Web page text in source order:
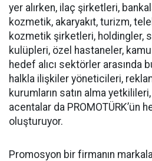
yer alırken, ilaç şirketleri,
kozmetik, akaryakıt, turizm,
kozmetik şirketleri, holdingler,
kulüpleri, özel hastaneler,
hedef alıcı sektörler arasında
halkla ilişkiler yöneticileri,
kurumların satın alma
acentalar da PROMOTÜRK’ün
oluşturuyor.
Promosyon bir firmanın